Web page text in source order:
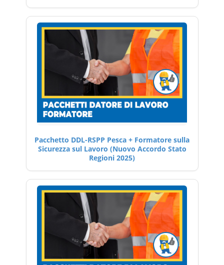
Pacchetto DDL-RSPP Pesca + Formatore sulla
Sicurezza sul Lavoro (Nuovo Accordo Stato
Regioni 2025)